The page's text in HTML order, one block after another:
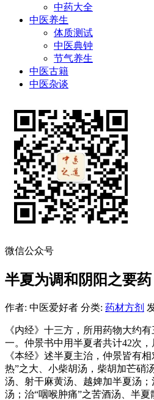
中药大全
中医养生
体质测试
中医典钟
节气养生
中医古籍
中医杂谈
微信公众号
半夏为调和阴阳之要药
作者: 中医爱好者 分类: 药材方剂
《内经》十三方，所用药物大约
一。仲景书中用半夏者共计42次
《本经》述半夏主治，仲景皆有
热”之大、小柴胡汤，柴胡加芒硝
汤、射干麻黄汤、越婢加半夏汤
汤；治“咽喉肿痛”之苦酒汤、半